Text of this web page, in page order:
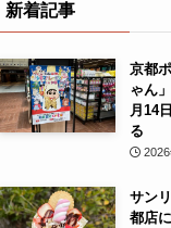
新着記事
京都
ゃん
月14
る
サン
都店